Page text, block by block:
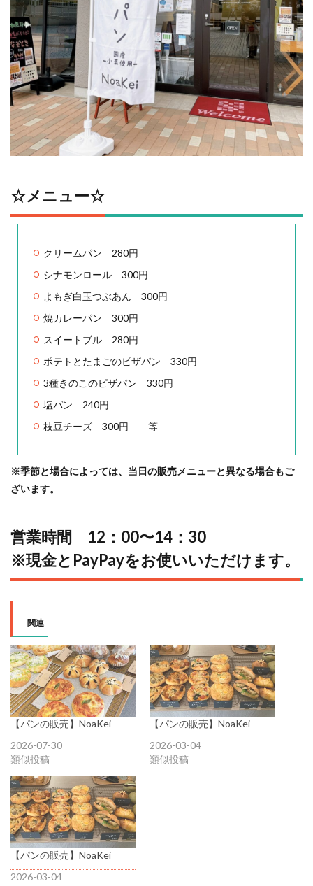
☆メニュー☆
クリームパン 280円
シナモンロール 300円
よもぎ白玉つぶあん 300円
焼カレーパン 300円
スイートブル 280円
ポテトとたまごのピザパン 330円
3種きのこのピザパン 330円
塩パン 240円
枝豆チーズ 300円 等
※季節と場合によっては、当日の販売メニューと異なる場合もご
ざいます。
営業時間 12：00〜14：30
※現金とPayPayをお使いいただけます。
関連
【パンの販売】NoaKei
2026-07-30
類似投稿
【パンの販売】NoaKei
2026-03-04
類似投稿
【パンの販売】NoaKei
2026-03-04